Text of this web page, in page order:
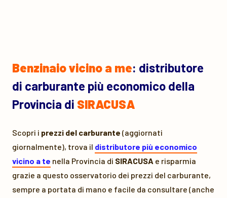
Benzinaio vicino a me: distributore
di carburante più economico della
Provincia di SIRACUSA
Scopri i prezzi del carburante (aggiornati
giornalmente), trova il distributore più economico
vicino a te nella Provincia di SIRACUSA e risparmia
grazie a questo osservatorio dei prezzi del carburante,
sempre a portata di mano e facile da consultare (anche